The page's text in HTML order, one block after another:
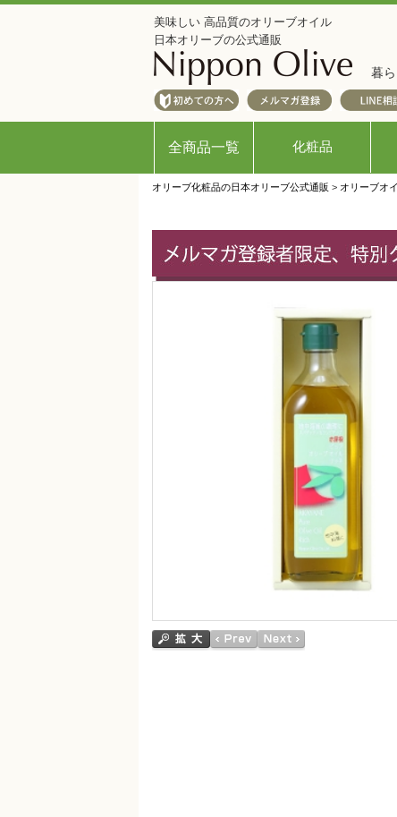
美味しい 高品質のオリーブオイル
日本オリーブの公式通販
暮
全商品一覧 化粧品
オリーブ化粧品の日本オリーブ公式通販 > オリーブオ